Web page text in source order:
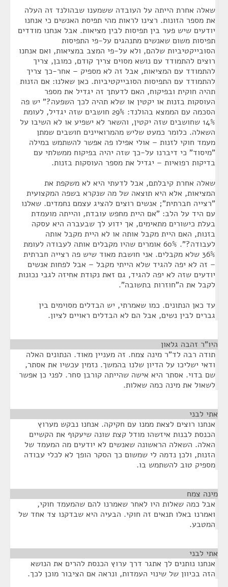
שאלה אחרת הייתה על העובדה ששמענו שבהולנד זה העלה
את מספר הזונות. רצינו לראות מהי תפיסת האנשים כי אנחנו
יודעים שיש פער בין תפיסות לבין מציאות. אבל אנחנו מודדים
תפיסות משום שאנשים מתנהגים על-פי התפיסות
הסובייקטיביות שלהם, ולא על-פי המצב במציאות, ואם אנחנו
רוצים להתמודד עם נושא מסוים צריך קודם, כמובן, צריך
להתמודד עם המציאות, אבל זה לא מספיק – אחר-כך צריך
להתמודד עם התפיסות הסובייקטיביות. כאן שאלנו: אם הזנות
תהיה חוקית ובפיקוח, האם לדעתך זה יגדיל את מספר
העוסקות בזנות או יקטין או שלא תהיה לכך השפעה?" יש פה
הסכמה עם הממצא בהולנד: 29% חושבים שזה יגדיל, לעומת
14% שחושבים שזה יקטין, והשאר לא ישפיע או לא השיבו על
השאלה. כלומר כמעט שליש מהמרואיינים חושבים שמתן
מעמד חוקי לזנות – אולי אפילו פה אפשר להשתמש במילה
"מיסוד" כי דיברנו על-כך שזה יהיה בפיקוח ממשלתי עם
בדיקות רפואיות – יגדיל את מספר העוסקות בזנות.
שאלה אחרת קיבלתם, אבל לדעתי היא לא משקפת את
המציאות, אלא היא תוצאה של מה שנקרא בשפה המקצועית
"רצייה חברתית"; אנשים רוצים להציג עצמם נחמדים. שאלנו
עם היד על הלב: "אם היית מחפש עובדת, והייתה מועמדת
בעלת כישורים מתאימים, אך ידוע לך שבעברה היא עסקה
בזנות, האם היית מקבל אותה או לא היית מקבל אותה
לעבודה?". 60% אומרים שהיו מקבלים אותה לעבודה לעומת
36% שלא מקבלים. אני חושבת מאוד שיש פה רצייה חברתית
– זה לא יפה להגיד שלא הייתי מקבל – אבל לפחות אנשים
יודעים שזה לא יפה להגיד, גם זאת נקודת אחיזה לגבי נכונות
לקבל את ה"חוזרות בתשובה".
עד כאן הנתונים. כמו שאמרתי, יש הבדלים מסוימים בין
גברים לבין נשים, אבל הם לא הבדלים ראויים לציון.
היו"ר זהבה גלאון
תודה רבה לד"ר מינה צמח. זה מעניין מאוד. הנתונים האלה
ודאי ישליכו על הדיון שלנו בהמשך. נזמין עכשיו את אסתר,
שם בדוי. אסתר היא אישה שהייתה קורבן סחר. לפני כן אפשר
לשאול את מינה כמה שאלות.
אתי לבני
אנחנו רוצים לצאת ממנו עם חקיקה. אנחנו נבקש מערוץ
הכנסת לבנות איזשהו מודל קצת שונה שיעקוף את הקשיים
האלה. השאלה הראשונה שאנשים לא יודעים מה המעמד של
הזנות, ולכן נדמה לי שמשום כך הסקר הופך לא לכלי עבודה
מספיק טוב להשתמש בו.
מינה צמח
אבל כמה שאלות היו לאחר שאמרנו להם שהמעמד חוקי,
ואמרנו באלו תנאים זה חוקי. הבעיה היא שבדקנו צד אחד של
המטבע.
אתי לבני
אנחנו נותנים לך אתגר דרך ערוץ הכנסת להרים את הנושא
הזה בכיוון של שינוי העמדות, ונראה אם הציבור מוכן לכך.